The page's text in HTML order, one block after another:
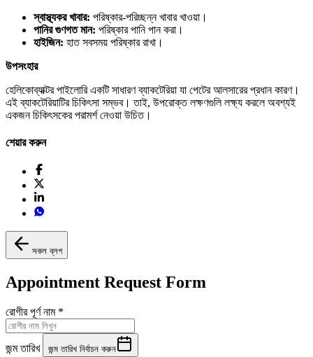
স্বাস্থ্যকরখাবার: পরিষ্কার-পরিচ্ছন্ন খাবার খাওয়া।
পানিরগুণগতমান: পরিষ্কার পানি পান করা।
হাইজিন: হাত সবসময় পরিষ্কার রাখা।
উপসংহার
হেলিকোব্যাক্টর পাইলোরি একটি সাধারণ ব্যাকটেরিয়া যা পেটের আলসারের প্রধান কারণ।
এই ব্যাকটেরিয়াটির চিকিৎসা সম্ভব। তাই, উপরোক্ত লক্ষণগুলি লক্ষ্য করলে অবশ্যই
একজন চিকিৎসকের পরামর্শ নেওয়া উচিত।
শেয়ার করুন
সকল ব্লগ
Appointment Request Form
রোগীর পূর্ণ নাম *
জন্ম তারিখ জন্ম তারিখ নির্বাচন করুন